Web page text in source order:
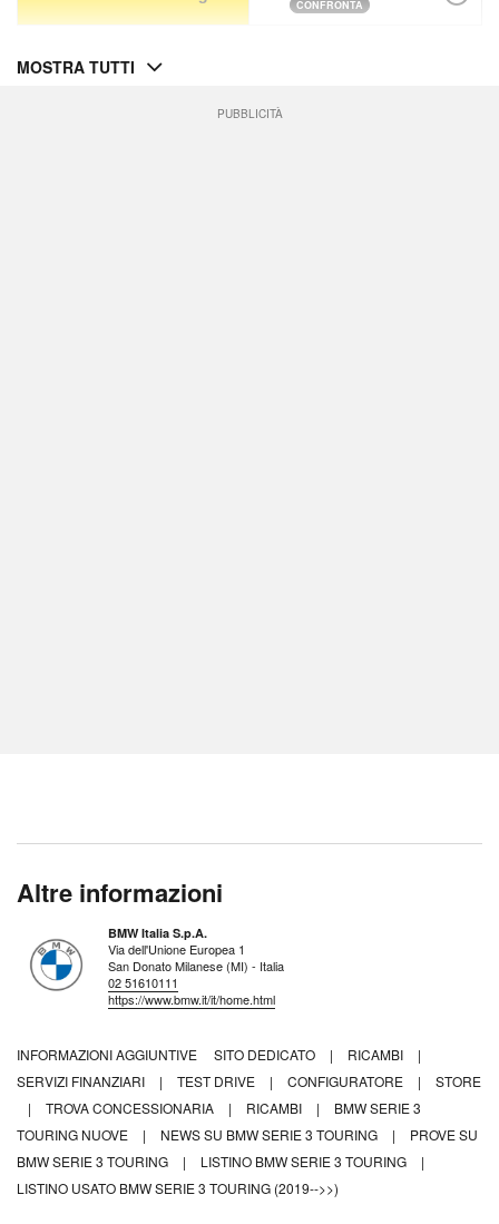
CONFRONTA
MOSTRA TUTTI
PUBBLICITÀ
Altre informazioni
BMW Italia S.p.A.
Via dell'Unione Europea 1
San Donato Milanese (MI) - Italia
02 51610111
https://www.bmw.it/it/home.html
INFORMAZIONI AGGIUNTIVE SITO DEDICATO | RICAMBI
|
SERVIZI FINANZIARI
| TEST DRIVE | CONFIGURATORE |
STORE
|
TROVA CONCESSIONARIA | RICAMBI |
BMW SERIE 3
TOURING NUOVE
| NEWS SU BMW SERIE 3 TOURING |
PROVE SU
BMW SERIE 3 TOURING
| LISTINO BMW SERIE 3 TOURING
|
LISTINO USATO BMW SERIE 3 TOURING (2019-->>)